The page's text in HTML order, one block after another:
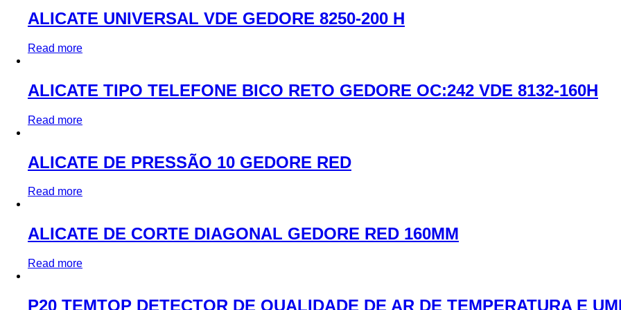
ALICATE UNIVERSAL VDE GEDORE 8250-200 H
Read more
ALICATE TIPO TELEFONE BICO RETO GEDORE OC:242 VDE 8132-160H
Read more
ALICATE DE PRESSÃO 10 GEDORE RED
Read more
ALICATE DE CORTE DIAGONAL GEDORE RED 160MM
Read more
P20 TEMTOP DETECTOR DE QUALIDADE DE AR DE TEMPERATURA E